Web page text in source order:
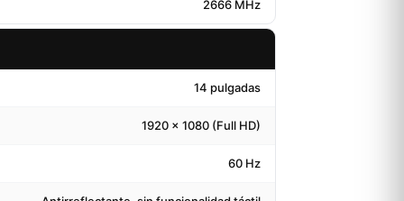
2666 MHz
14 pulgadas
1920 x 1080 (Full HD)
60 Hz